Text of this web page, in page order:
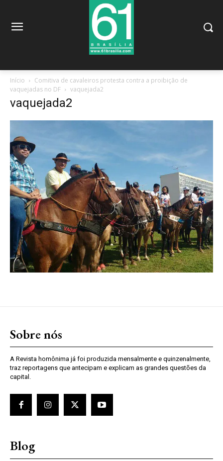
Início
Comitiva de cavaleiros protesta contra a proibição de
vaquejadas no DF
vaquejada2
vaquejada2
Sobre nós
A Revista homônima já foi produzida mensalmente e quinzenalmente,
traz reportagens que antecipam e explicam as grandes questões da
capital.
Blog